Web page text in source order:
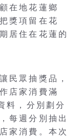
在地花蓮鄉
獎項留在花
居住在花蓮的
民眾抽獎品，
店家消費滿
料，分別劃分
每週分別抽出
家消費。本次